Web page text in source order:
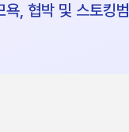
, 협박 및 스토킹범